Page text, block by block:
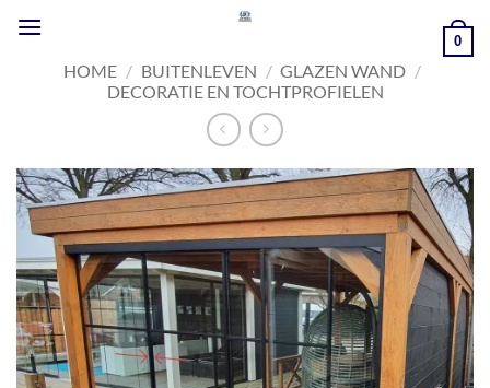
naar
0
HOME / BUITENLEVEN / GLAZEN WAND /
DECORATIE EN TOCHTPROFIELEN